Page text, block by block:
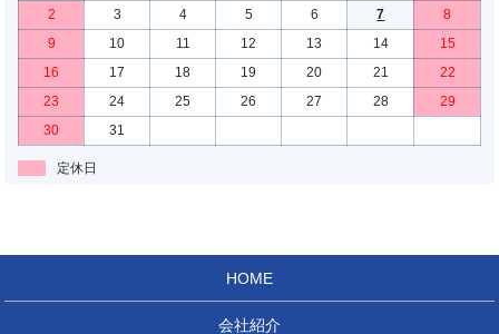
2
3 4 5 6 7
8
9
10 11 12 13 14
15
16
17 18 19 20 21
22
23
24 25 26 27 28
29
30
31
定休日
HOME
会社紹介